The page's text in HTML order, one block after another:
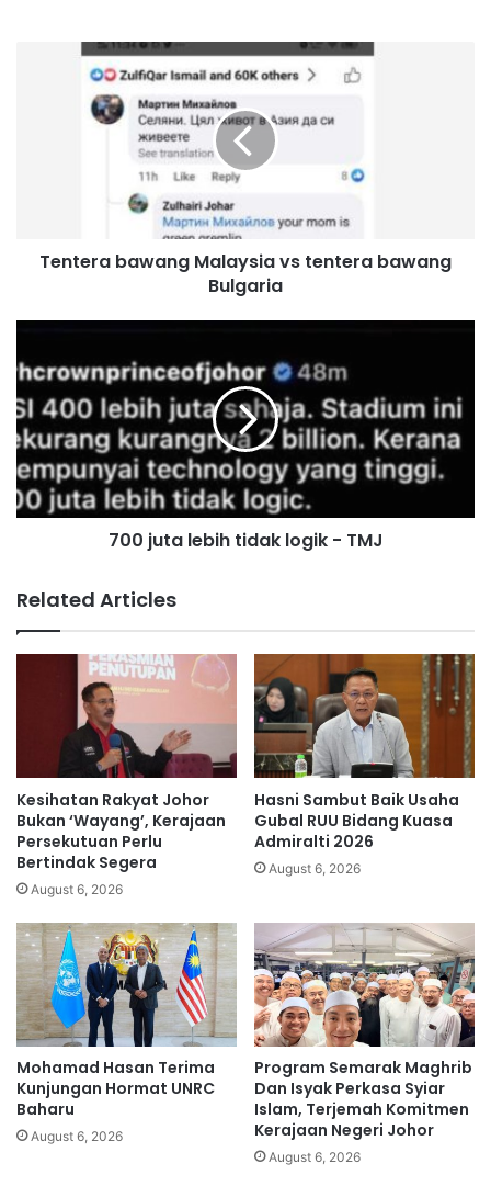
a
l
a
y
s
i
a
e
n
t
w
a
n
g
B
l
g
a
r
i
a
Tentera bawang Malaysia vs tentera bawang
Bulgaria
0
j
u
t
a
l
e
t
i
d
i
k
-
T
M
700 juta lebih tidak logik - TMJ
Related Articles
Kesihatan Rakyat Johor
Bukan ‘Wayang’, Kerajaan
Persekutuan Perlu
Bertindak Segera
August 6, 2026
Hasni Sambut Baik Usaha
Gubal RUU Bidang Kuasa
Admiralti 2026
August 6, 2026
Mohamad Hasan Terima
Kunjungan Hormat UNRC
Baharu
August 6, 2026
Program Semarak Maghrib
Dan Isyak Perkasa Syiar
Islam, Terjemah Komitmen
Kerajaan Negeri Johor
August 6, 2026